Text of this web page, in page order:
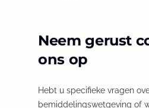
e
b
s
n
Neem gerust
ons op
Hebt u specifieke vragen
bemiddelingswetgeving of